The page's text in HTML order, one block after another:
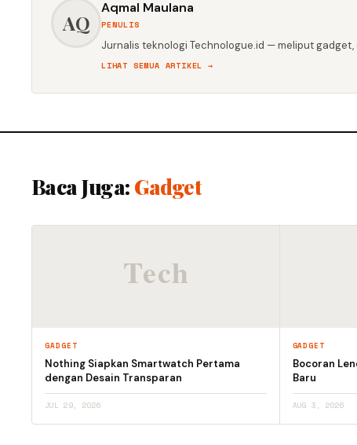
AQ
Aqmal Maulana
PENULIS
Jurnalis teknologi Technologue.id — meliput
LIHAT SEMUA ARTIKEL →
Baca Juga: Gadget
GADGET
Nothing Siapkan Smartwatch Pertama
dengan Desain Transparan
JUL 29, 2026
GADGET
Bocoran
Baru
AUG 3, 2026